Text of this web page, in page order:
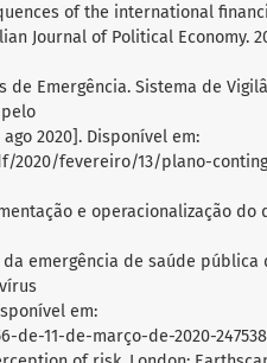
of the international
Journal of Political Economy.
Emergência. Sistema de
2020]. Disponível em:
2020/fevereiro/13/plano-
e operacionalização do
emergência de saúde pública
em:
11-de-março-de-2020-